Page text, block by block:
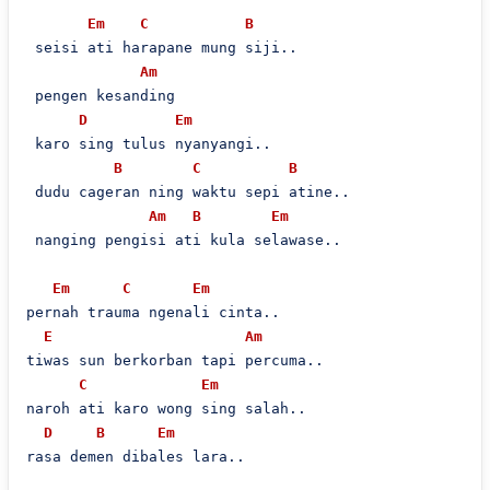
Em C
B
seisi ati harapane mung siji..
Am
pengen kesanding
D
Em
karo sing tulus nyanyangi..
B
C
B
dudu cageran ning waktu sepi atine..
Am
B
Em
nanging pengisi ati kula selawase..
Em C
Em
pernah trauma ngenali cinta..
E
Am
tiwas sun berkorban tapi percuma..
C
Em
naroh ati karo wong sing salah..
D
B
Em
rasa demen dibales lara..